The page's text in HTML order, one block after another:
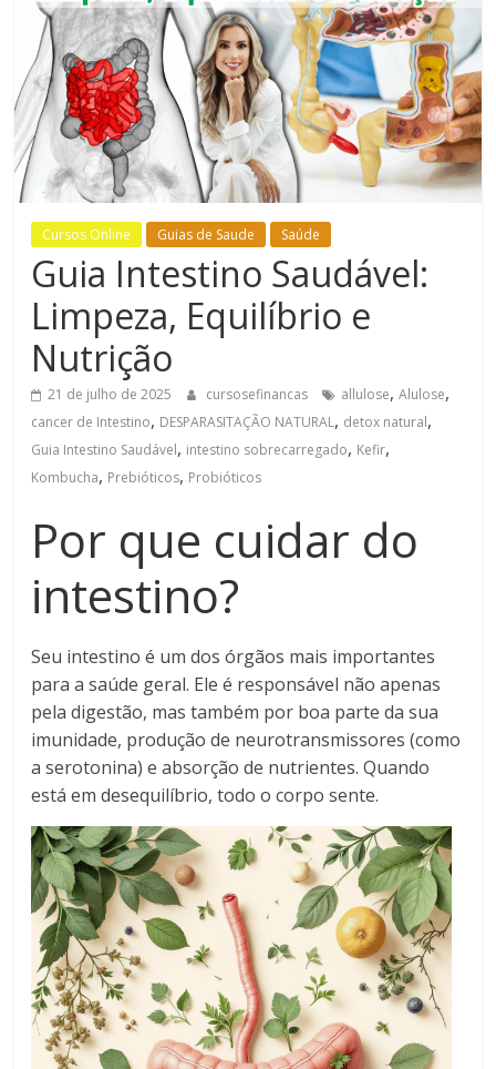
Estar
Cursos Online Guias de Saude Saúde
Guia Intestino Saudável:
Limpeza, Equilíbrio e
Nutrição
21 de julho de 2025 cursosefinancas allulose,Alulose,
cancer de Intestino, DESPARASITAÇÃO NATURAL, detox natural,
Guia Intestino Saudável, intestino sobrecarregado, Kefir,
Kombucha, Prebióticos, Probióticos
Por que cuidar do
intestino?
Seu intestino é um dos órgãos mais importantes
para a saúde geral. Ele é responsável não apenas
pela digestão, mas também por boa parte da sua
imunidade, produção de neurotransmissores (como
a serotonina) e absorção de nutrientes. Quando
está em desequilíbrio, todo o corpo sente.